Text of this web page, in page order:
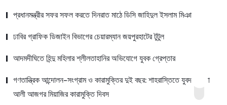
প্রধানমন্ত্রীর সফর সফল করতে দিনরাত মাঠে ডিসি জাহিদুল ইসলাম মিঞা
ঢাবির গ্রাফিক ডিজাইন বিভাগের চেয়ারম্যান জয়পুরহাটের টুটুল
আদমদীঘিতে হিন্দু মহিলার শ্লীলতাহানির অভিযোগে যুবক গ্রেপ্তার
গণতান্ত্রিক আন্দোলন-সংগ্রাম ও কারামুক্তির দুই বছর: শাহরাস্তিতে যুবদল নেতা
আলী আজগর মিয়াজির কারামুক্তি দিবস